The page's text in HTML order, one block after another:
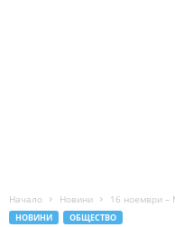
Начало Новини 16 ноември –
НОВИНИ ОБЩЕСТВО